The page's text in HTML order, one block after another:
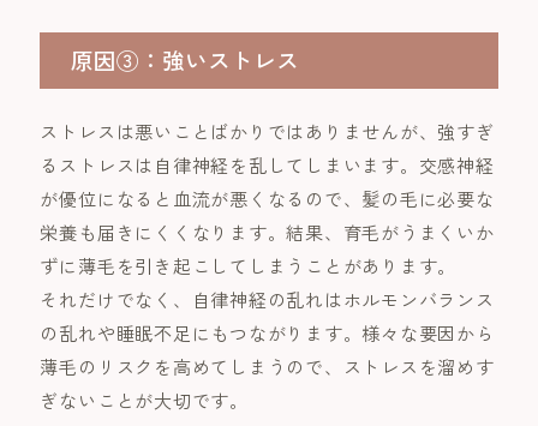
原因③：強いストレス
ストレスは悪いことばかりではありませんが、強すぎ
るストレスは自律神経を乱してしまいます。交感神経
が優位になると血流が悪くなるので、髪の毛に必要な
栄養も届きにくくなります。結果、育毛がうまくいか
ずに薄毛を引き起こしてしまうことがあります。
それだけでなく、自律神経の乱れはホルモンバランス
の乱れや睡眠不足にもつながります。様々な要因から
薄毛のリスクを高めてしまうので、ストレスを溜めす
ぎないことが大切です。